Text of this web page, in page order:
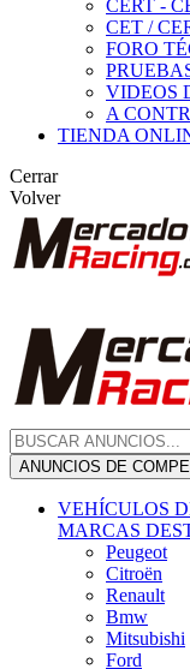
CERT -
CET /
FORO
VIDEOS
A
TIENDA
Cerrar
Volver
ANUNCIOS DE
VEHÍCULOS
MARCAS
Peugeot
Citroën
Renault
Bmw
Mitsubishi
Ford
Porsche